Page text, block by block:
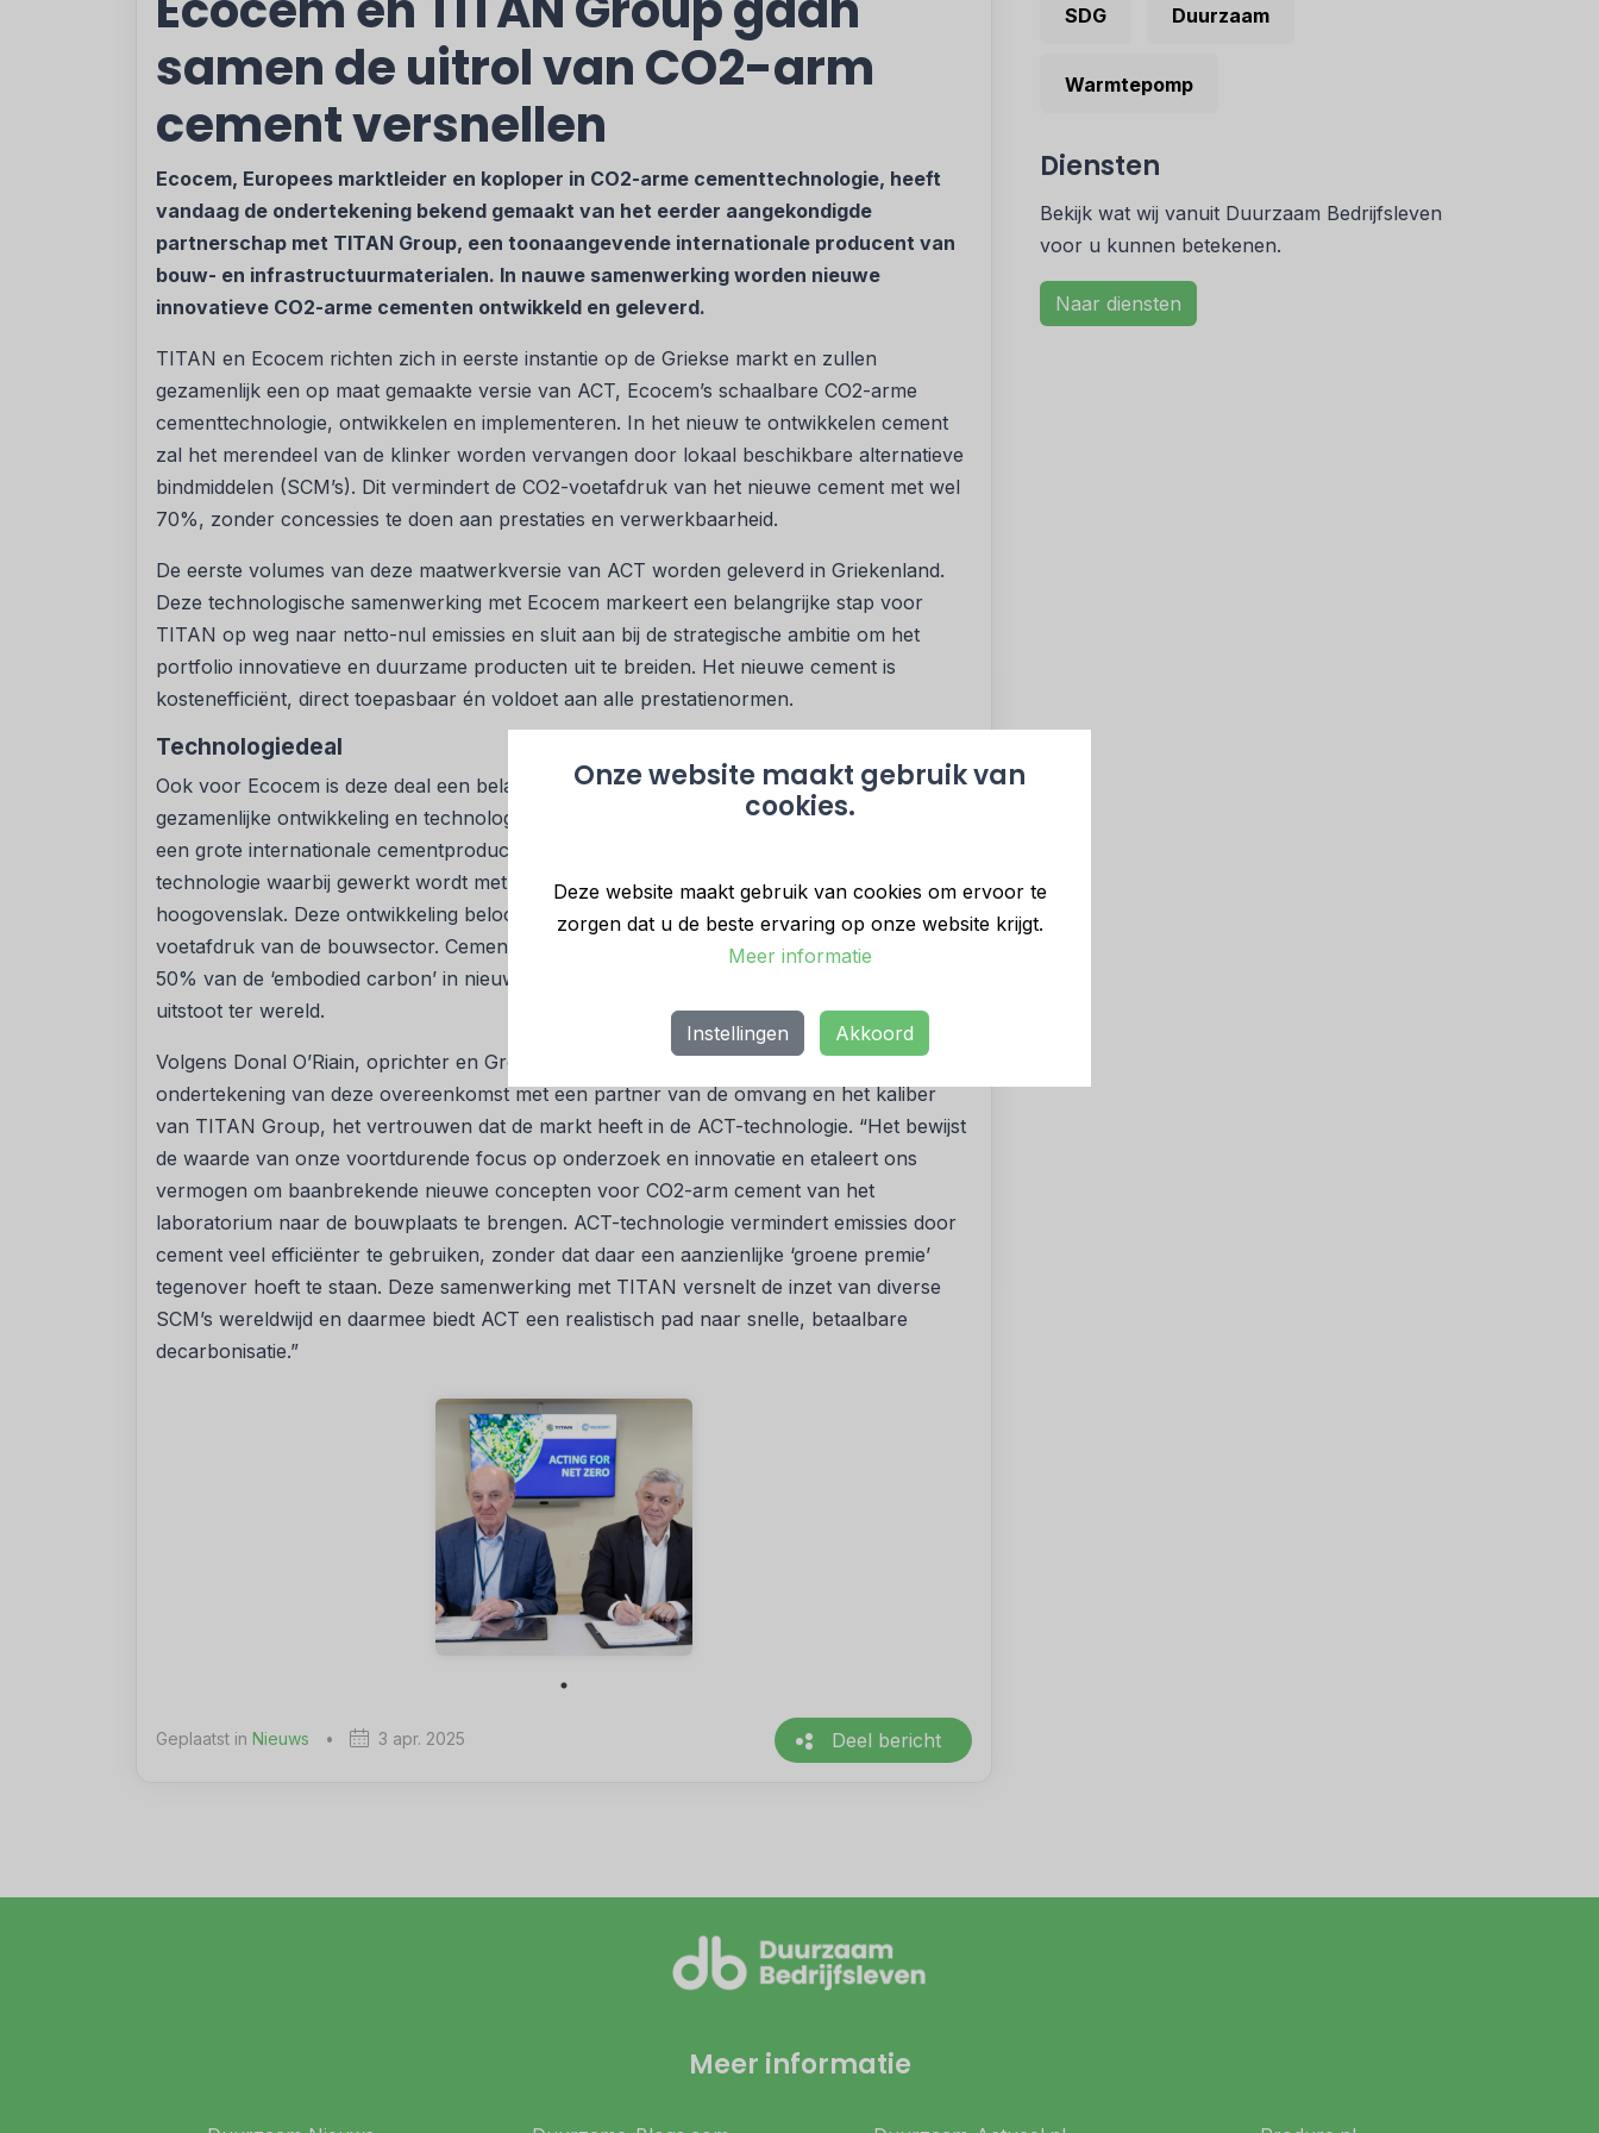
Onze website maakt gebruik van
cookies.
Deze website maakt gebruik van cookies om ervoor te
zorgen dat u de beste ervaring op onze website krijgt.
Meer informatie
Instellingen Akkoord
samen de uitrol van CO2-arm
cement versnellen
Ecocem, Europees marktleider en koploper in CO2-arme cementtechnologie, heeft
vandaag de ondertekening bekend gemaakt van het eerder aangekondigde
partnerschap met TITAN Group, een toonaangevende internationale producent van
bouw- en infrastructuurmaterialen. In nauwe samenwerking worden nieuwe
innovatieve CO2-arme cementen ontwikkeld en geleverd.
TITAN en Ecocem richten zich in eerste instantie op de Griekse markt en zullen
gezamenlijk een op maat gemaakte versie van ACT, Ecocem’s schaalbare CO2-arme
cementtechnologie, ontwikkelen en implementeren. In het nieuw te ontwikkelen cement
zal het merendeel van de klinker worden vervangen door lokaal beschikbare alternatieve
bindmiddelen (SCM’s). Dit vermindert de CO2-voetafdruk van het nieuwe cement met wel
70%, zonder concessies te doen aan prestaties en verwerkbaarheid.
De eerste volumes van deze maatwerkversie van ACT worden geleverd in Griekenland.
Deze technologische samenwerking met Ecocem markeert een belangrijke stap voor
TITAN op weg naar netto-nul emissies en sluit aan bij de strategische ambitie om het
portfolio innovatieve en duurzame producten uit te breiden. Het nieuwe cement is
kostenefficiënt, direct toepasbaar én voldoet aan alle prestatienormen.
Technologiedeal
Ook voor Ecocem is deze deal een belangrijke primeur. Deze overeenkomst voor
gezamenlijke ontwikkeling en technologieoverdracht is de eerste die Ecocem tekent met
een grote internationale cementproducent en de eerste commerciële toepassing van ACT-
technologie waarbij gewerkt wordt met een breed scala aan SCM’s, niet alleen
hoogovenslak. Deze ontwikkeling belooft een aanzienlijk positief effect op de CO2-
voetafdruk van de bouwsector. Cement is naar schatting verantwoordelijk voor ongeveer
50% van de ‘embodied carbon’ in nieuwbouwprojecten en bijna 8% van de totale CO2-
uitstoot ter wereld.
Volgens Donal O’Riain, oprichter en Group Managing Director van Ecocem, toont de
ondertekening van deze overeenkomst met een partner van de omvang en het kaliber
van TITAN Group, het vertrouwen dat de markt heeft in de ACT-technologie. “Het bewijst
de waarde van onze voortdurende focus op onderzoek en innovatie en etaleert ons
vermogen om baanbrekende nieuwe concepten voor CO2-arm cement van het
laboratorium naar de bouwplaats te brengen. ACT-technologie vermindert emissies door
cement veel efficiënter te gebruiken, zonder dat daar een aanzienlijke ‘groene premie’
tegenover hoeft te staan. Deze samenwerking met TITAN versnelt de inzet van diverse
SCM’s wereldwijd en daarmee biedt ACT een realistisch pad naar snelle, betaalbare
decarbonisatie.”
Geplaatst in Nieuws • 3 apr. 2025 Deel bericht
SDG Duurzaam
Warmtepomp
Diensten
Bekijk wat wij vanuit Duurzaam Bedrijfsleven
voor u kunnen betekenen.
Naar diensten
Meer informatie